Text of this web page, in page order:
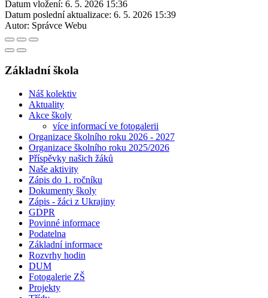
Datum vložení: 6. 5. 2026 15:36
Datum poslední aktualizace: 6. 5. 2026 15:39
Autor: Správce Webu
Základní škola
Náš kolektiv
Aktuality
Akce školy
více informací ve fotogalerii
Organizace školního roku 2026 - 2027
Organizace školního roku 2025/2026
Příspěvky našich žáků
Naše aktivity
Zápis do 1. ročníku
Dokumenty školy
Zápis - žáci z Ukrajiny
GDPR
Povinné informace
Podatelna
Základní informace
Rozvrhy hodin
DUM
Fotogalerie ZŠ
Projekty